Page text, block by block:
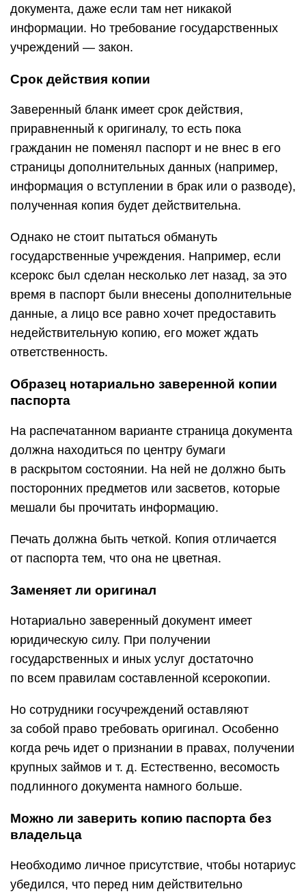
документа, даже если там нет никакой
информации. Но требование государственных
учреждений — закон.
Срок действия копии
Заверенный бланк имеет срок действия,
приравненный к оригиналу, то есть пока
гражданин не поменял паспорт и не внес в его
страницы дополнительных данных (например,
информация о вступлении в брак или о разводе),
полученная копия будет действительна.
Однако не стоит пытаться обмануть
государственные учреждения. Например, если
ксерокс был сделан несколько лет назад, за это
время в паспорт были внесены дополнительные
данные, а лицо все равно хочет предоставить
недействительную копию, его может ждать
ответственность.
Образец нотариально заверенной копии
паспорта
На распечатанном варианте страница документа
должна находиться по центру бумаги
в раскрытом состоянии. На ней не должно быть
посторонних предметов или засветов, которые
мешали бы прочитать информацию.
Печать должна быть четкой. Копия отличается
от паспорта тем, что она не цветная.
Заменяет ли оригинал
Нотариально заверенный документ имеет
юридическую силу. При получении
государственных и иных услуг достаточно
по всем правилам составленной ксерокопии.
Но сотрудники госучреждений оставляют
за собой право требовать оригинал. Особенно
когда речь идет о признании в правах, получении
крупных займов и т. д. Естественно, весомость
подлинного документа намного больше.
Можно ли заверить копию паспорта без
владельца
Необходимо личное присутствие, чтобы нотариус
убедился, что перед ним действительно